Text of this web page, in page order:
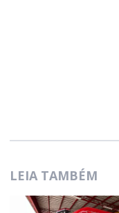
LEIA TAMBÉM